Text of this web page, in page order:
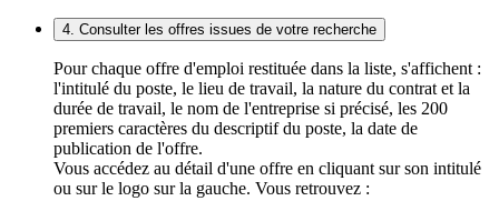
4. Consulter les offres issues de votre recherche
Pour chaque offre d'emploi restituée dans la liste, s'affichent :
l'intitulé du poste, le lieu de travail, la nature du contrat et la
durée de travail, le nom de l'entreprise si précisé, les 200
premiers caractères du descriptif du poste, la date de
publication de l'offre.
Vous accédez au détail d'une offre en cliquant sur son intitulé
ou sur le logo sur la gauche. Vous retrouvez :